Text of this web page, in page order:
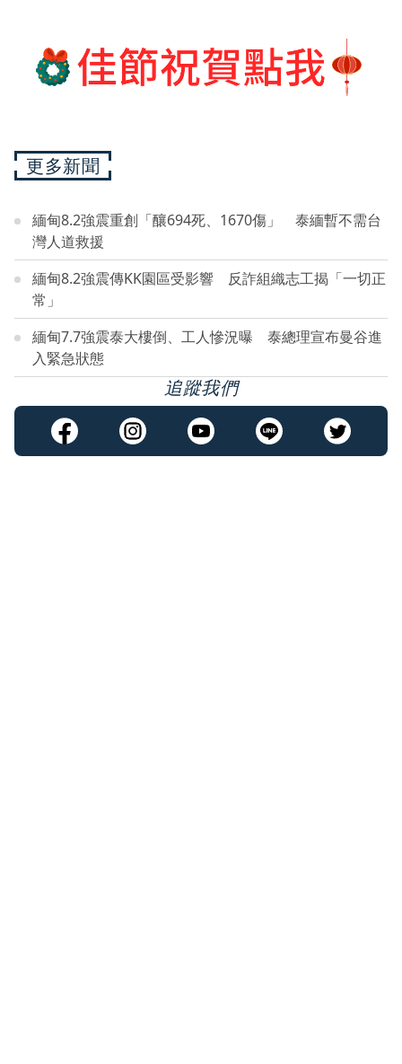
更多新聞
緬甸8.2強震重創「釀694死、1670傷」 泰緬暫不需台
灣人道救援
緬甸8.2強震傳KK園區受影響 反詐組織志工揭「一切正
常」
緬甸7.7強震泰大樓倒、工人慘況曝 泰總理宣布曼谷進
入緊急狀態
追蹤我們